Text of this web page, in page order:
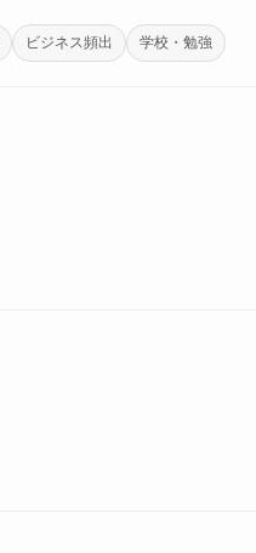
ビジネス頻出 学校・勉強